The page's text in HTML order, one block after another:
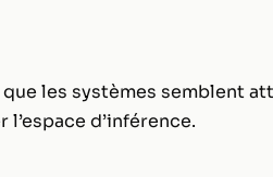
les systèmes semblent
d’inférence.